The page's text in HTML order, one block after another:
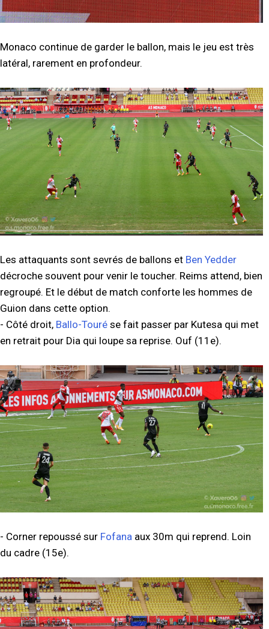
Monaco continue de garder le ballon, mais le jeu est très
latéral, rarement en profondeur.
Les attaquants sont sevrés de ballons et Ben Yedder
décroche souvent pour venir le toucher. Reims attend, bien
regroupé. Et le début de match conforte les hommes de
Guion dans cette option.
- Côté droit, Ballo-Touré se fait passer par Kutesa qui met
en retrait pour Dia qui loupe sa reprise. Ouf (11e).
- Corner repoussé sur Fofana aux 30m qui reprend. Loin
du cadre (15e).